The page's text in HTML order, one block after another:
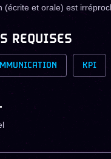
(écrite et orale) est
REQUISES
KPI